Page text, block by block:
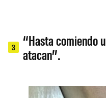
3
“Hasta comiendo
atacan”.